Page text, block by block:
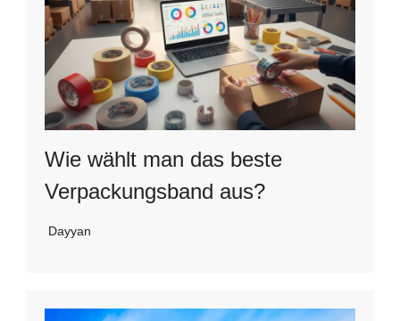
Wie wählt man das beste
Verpackungsband aus?
Dayyan